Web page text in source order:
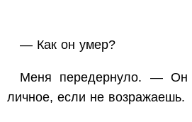
— Как он умер?
Меня передернуло. —
личное, если не возражаешь.